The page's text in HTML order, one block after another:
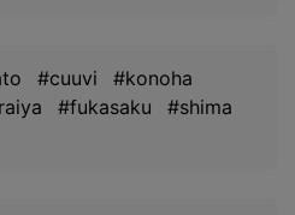
#cuuvi
#konoha
#fukasaku
#shima